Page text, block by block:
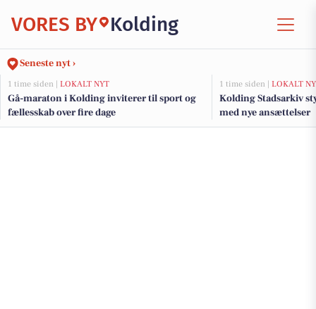
VORES BY Kolding
Seneste nyt ›
1 time siden | LOKALT NYT
Gå-maraton i Kolding inviterer til sport og
fællesskab over fire dage
1 time siden | LOKALT
Kolding Stadsarkiv
med nye ansættelser